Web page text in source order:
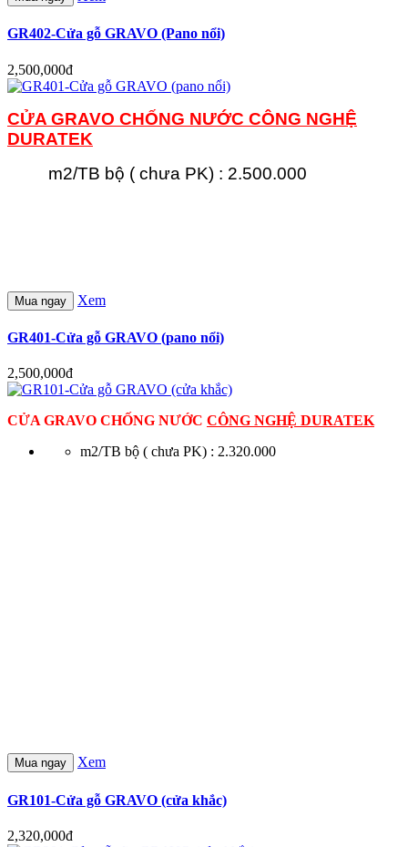
GR402-Cửa gỗ GRAVO (Pano nổi)
2,500,000đ
CỬA GRAVO CHỐNG NƯỚC CÔNG NGHỆ
DURATEK
m2/TB bộ ( chưa PK) : 2.500.000
Mua ngay Xem
GR401-Cửa gỗ GRAVO (pano nổi)
2,500,000đ
CỬA GRAVO CHỐNG NƯỚC CÔNG NGHỆ DURATEK
m2/TB bộ ( chưa PK) : 2.320.000
Mua ngay Xem
GR101-Cửa gỗ GRAVO (cửa khắc)
2,320,000đ